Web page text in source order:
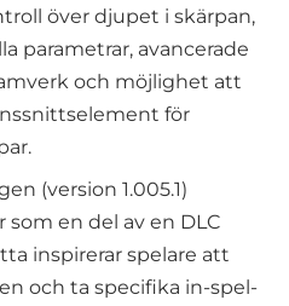
över djupet i skärpan,
parametrar, avancerade
och möjlighet att
för
(version 1.005.1)
som en del av en DLC
inspirerar spelare att
och ta specifika in-spel-